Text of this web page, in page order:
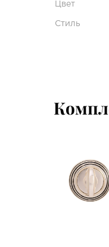
Цвет
Стиль